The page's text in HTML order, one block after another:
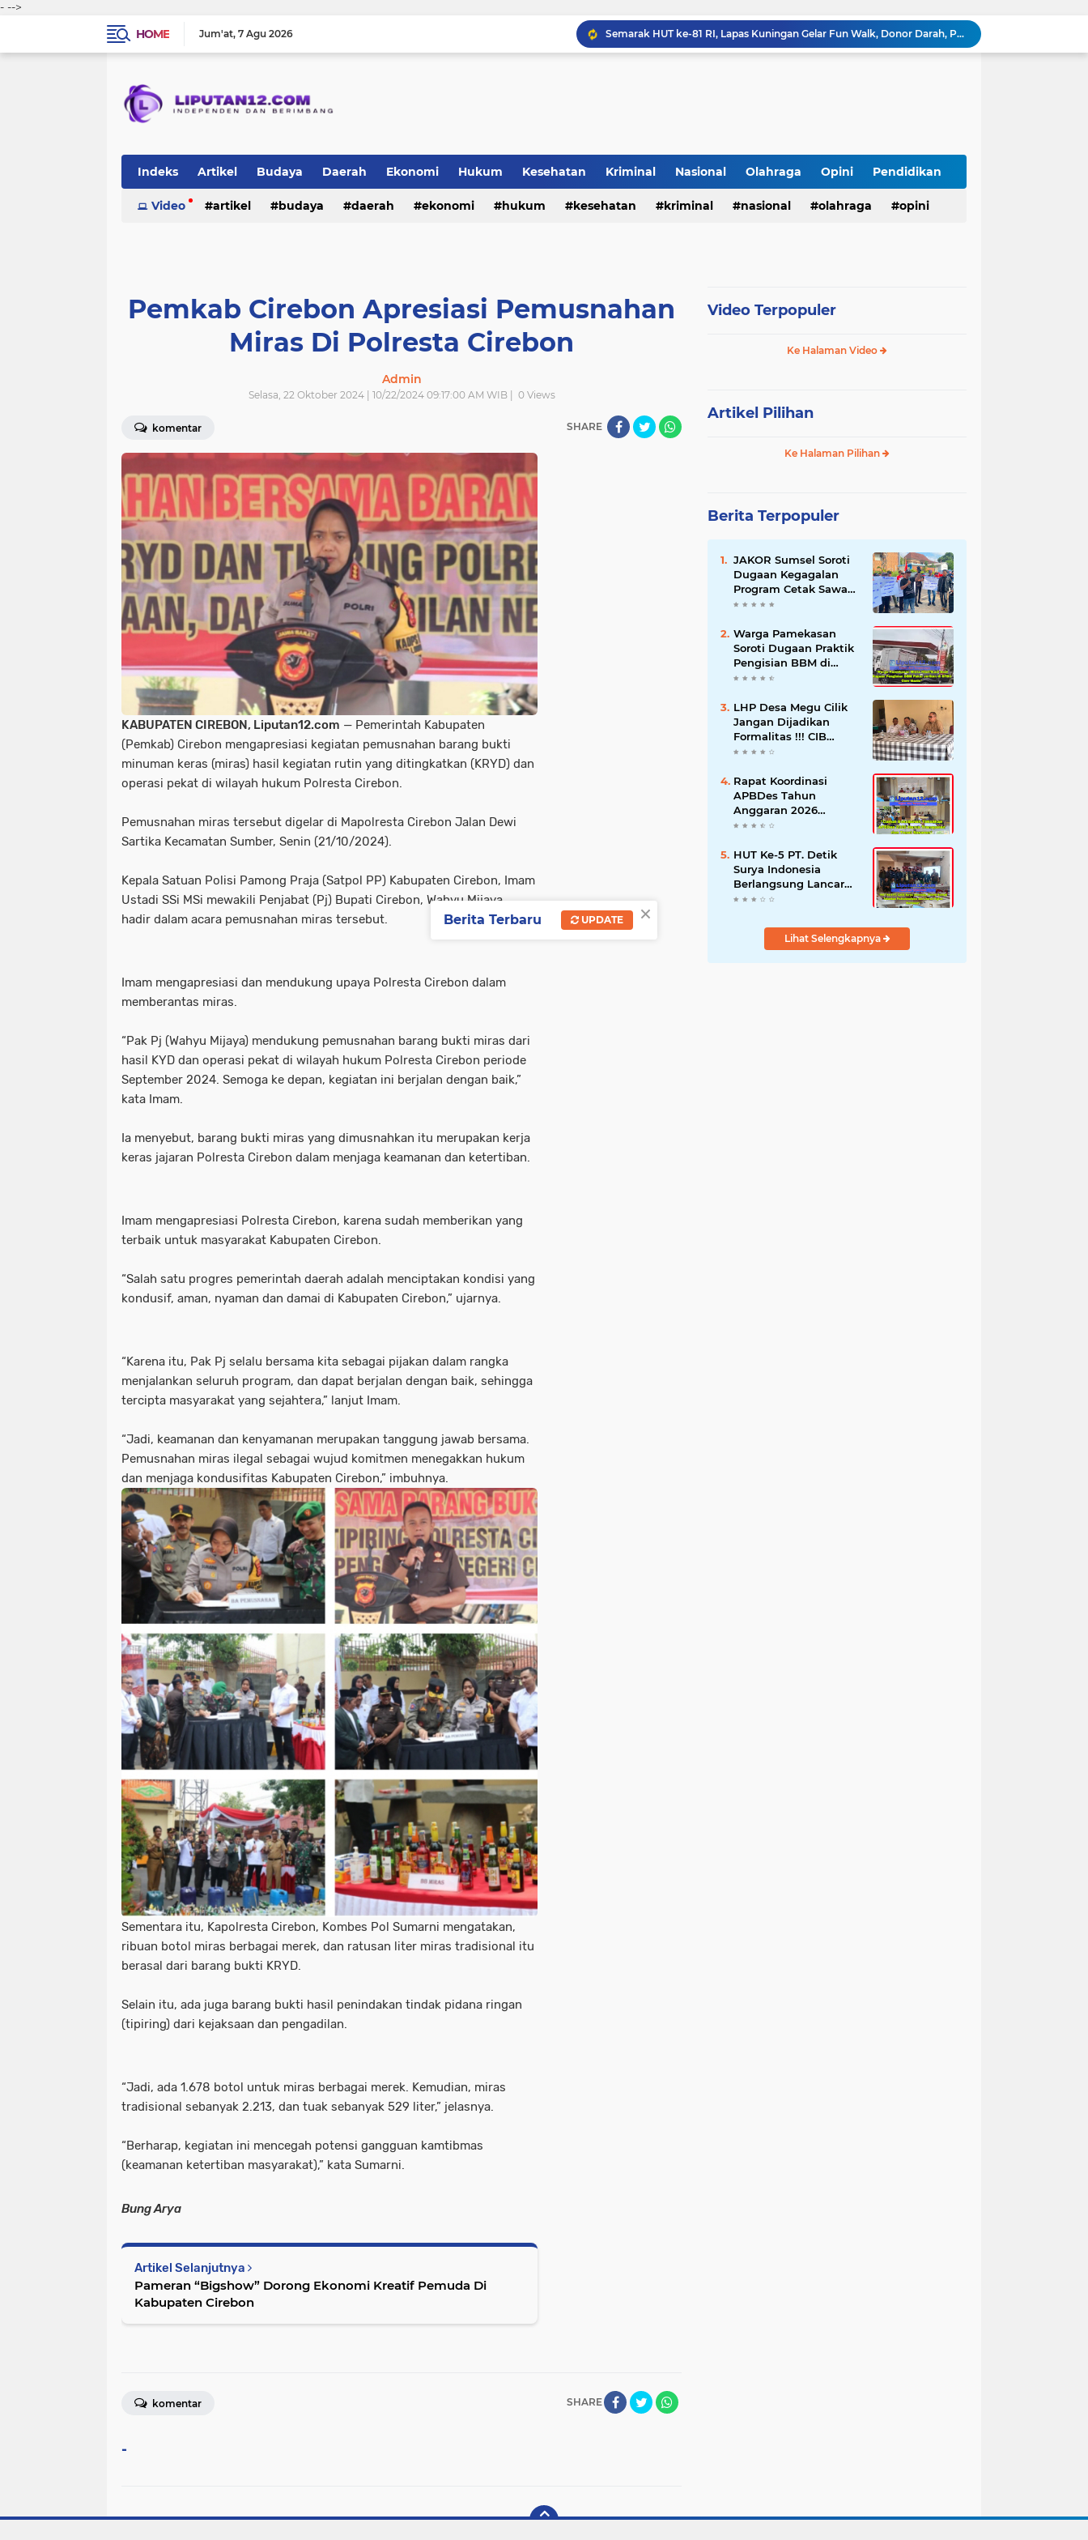
- -->
HOME
Jum'at 7 Agu 2026
Semarak HUT ke-81 RI, Lapas Kuningan Gelar Fun Walk, Donor Darah, Pemeriksaan Kesehatan hingga Bakti Sosial
Innalillahi, Cak Sholeh Pengacara "No Viral No Justice" Berpulang, Jenazah Akan Dimakamkan di Ponpes Singa Putih Pasuruan
APBD Gelontorkan Rp. 23 Miliar untuk DPRD Sampang, Gedung Wakil Rakyat Malah Lengang Saat Jam Kerja
Indeks Artikel Budaya Daerah Ekonomi Hukum Kesehatan Kriminal Nasional Olahraga Opini Pendidikan
Peristiwa Politik TNI-Polri sosial
Video artikel budaya daerah ekonomi hukum kesehatan kriminal nasional olahraga opini
Pemkab Cirebon Apresiasi Pemusnahan
Miras Di Polresta Cirebon
Admin
Selasa, 22 Oktober 2024 | 10/22/2024 09:17:00 AM WIB | 0Views
komentar SHARE
KABUPATEN CIREBON, Liputan12.com — Pemerintah Kabupaten
(Pemkab) Cirebon mengapresiasi kegiatan pemusnahan barang bukti
minuman keras (miras) hasil kegiatan rutin yang ditingkatkan (KRYD) dan
operasi pekat di wilayah hukum Polresta Cirebon.
Pemusnahan miras tersebut digelar di Mapolresta Cirebon Jalan Dewi
Sartika Kecamatan Sumber, Senin (21/10/2024).
Kepala Satuan Polisi Pamong Praja (Satpol PP) Kabupaten Cirebon, Imam
Ustadi SSi MSi mewakili Penjabat (Pj) Bupati Cirebon, Wahyu Mijaya,
hadir dalam acara pemusnahan miras tersebut.
Imam mengapresiasi dan mendukung upaya Polresta Cirebon dalam
memberantas miras.
“Pak Pj (Wahyu Mijaya) mendukung pemusnahan barang bukti miras dari
hasil KYD dan operasi pekat di wilayah hukum Polresta Cirebon periode
September 2024. Semoga ke depan, kegiatan ini berjalan dengan baik,”
kata Imam.
Ia menyebut, barang bukti miras yang dimusnahkan itu merupakan kerja
keras jajaran Polresta Cirebon dalam menjaga keamanan dan ketertiban.
Imam mengapresiasi Polresta Cirebon, karena sudah memberikan yang
terbaik untuk masyarakat Kabupaten Cirebon.
“Salah satu progres pemerintah daerah adalah menciptakan kondisi yang
kondusif, aman, nyaman dan damai di Kabupaten Cirebon,” ujarnya.
“Karena itu, Pak Pj selalu bersama kita sebagai pijakan dalam rangka
menjalankan seluruh program, dan dapat berjalan dengan baik, sehingga
tercipta masyarakat yang sejahtera,” lanjut Imam.
“Jadi, keamanan dan kenyamanan merupakan tanggung jawab bersama.
Pemusnahan miras ilegal sebagai wujud komitmen menegakkan hukum
dan menjaga kondusifitas Kabupaten Cirebon,” imbuhnya.
Sementara itu, Kapolresta Cirebon, Kombes Pol Sumarni mengatakan,
ribuan botol miras berbagai merek, dan ratusan liter miras tradisional itu
berasal dari barang bukti KRYD.
Selain itu, ada juga barang bukti hasil penindakan tindak pidana ringan
(tipiring) dari kejaksaan dan pengadilan.
“Jadi, ada 1.678 botol untuk miras berbagai merek. Kemudian, miras
tradisional sebanyak 2.213, dan tuak sebanyak 529 liter,” jelasnya.
“Berharap, kegiatan ini mencegah potensi gangguan kamtibmas
(keamanan ketertiban masyarakat),” kata Sumarni.
Bung Arya
Artikel Selanjutnya
Pameran “Bigshow” Dorong Ekonomi Kreatif Pemuda Di
Kabupaten Cirebon
SHARE
komentar
-
Video Terpopuler
Ke Halaman Video
Artikel Pilihan
Ke Halaman Pilihan
Berita Terpopuler
JAKOR Sumsel Soroti
Dugaan Kegagalan
Program Cetak Sawah
Rp105 Miliar di Ogan
Pertanian Mundur
Warga Pamekasan
Soroti Dugaan Praktik
Pengisian BBM di
SPBU Cem Manis,
Pengawasan
LHP Desa Megu Cilik
Jangan Dijadikan
Formalitas !!! CIB
Desak Inspektorat
dan Hentikan Dugaan
Permainan Oknum
Rapat Koordinasi
APBDes Tahun
Anggaran 2026
Semester II,
Sokobanah Libatkan 12
Desa
HUT Ke-5 PT. Detik
Surya Indonesia
Berlangsung Lancar
dan Profesional,
Wartawan
Lihat Selengkapnya
×
Berita Terbaru UPDATE